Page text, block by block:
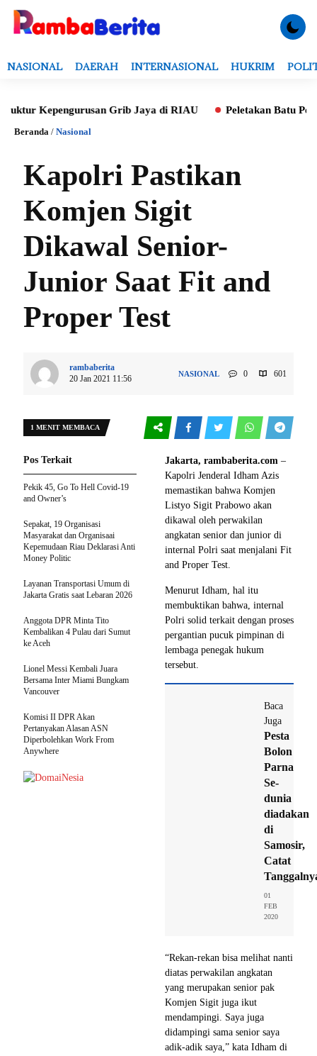
NASIONAL DAERAH INTERNASIONAL HUKRIM
Kepengurusan Grib Jaya di RIAU Peletakan Batu
Beranda / Nasional
Kapolri Pastikan
Komjen Sigit
Dikawal Senior-
Junior Saat Fit and
Proper Test
rambaberita
20 Jan 2021 11:56
NASIONAL 0 601
1 MENIT MEMBACA
Jakarta, rambaberita.com –
Kapolri Jenderal Idham Azis
memastikan bahwa Komjen
Listyo Sigit Prabowo akan
dikawal oleh perwakilan
angkatan senior dan junior di
internal Polri saat menjalani Fit
and Proper Test.
Menurut Idham, hal itu
membuktikan bahwa, internal
Polri solid terkait dengan proses
pergantian pucuk pimpinan di
lembaga penegak hukum
tersebut.
Baca
Juga
Pesta
Bolon
Parna
Se-
dunia
diadakan
di
Samosir,
Catat
01
FEB
2020
“Rekan-rekan bisa melihat nanti
diatas perwakilan angkatan
yang merupakan senior pak
Komjen Sigit juga ikut
mendampingi. Saya juga
didampingi sama senior saya
adik-adik saya,” kata Idham di
Pos Terkait
Pekik 45, Go To Hell Covid-19
and Owner’s
Sepakat, 19 Organisasi
Masyarakat dan Organisaai
Kepemudaan Riau Deklarasi Anti
Money Politic
Layanan Transportasi Umum di
Jakarta Gratis saat Lebaran 2026
Anggota DPR Minta Tito
Kembalikan 4 Pulau dari Sumut
ke Aceh
Lionel Messi Kembali Juara
Bersama Inter Miami Bungkam
Vancouver
Komisi II DPR Akan
Pertanyakan Alasan ASN
Diperbolehkan Work From
Anywhere